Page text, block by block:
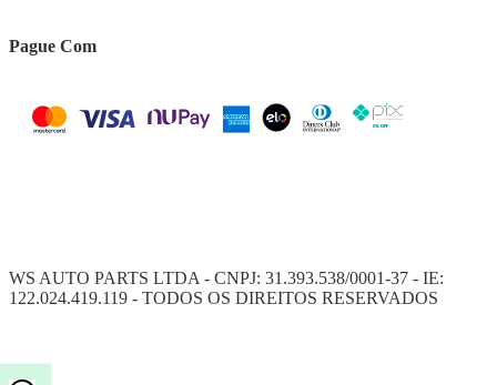
Pague Com
WS AUTO PARTS LTDA - CNPJ: 31.393.538/0001-37 - IE:
122.024.419.119 - TODOS OS DIREITOS RESERVADOS